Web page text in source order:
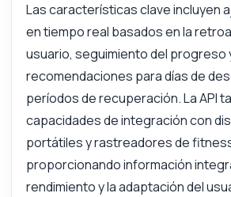
Las características clave incluyen
en tiempo real basados en la
usuario, seguimiento del progreso
recomendaciones para días de
períodos de recuperación. La API
capacidades de integración con
portátiles y rastreadores de
proporcionando información
rendimiento y la adaptación del
Planificador de Entrenamiento
endpoints, precios, tips de
que necesites.
¿Cómo obtengo una lista de
cuerpo?
¿Puedo obtener ejercicios por
cuerpo?
¿Qué parámetros se necesitan
ejercicios?
¿Cómo recupero un ejercicio por